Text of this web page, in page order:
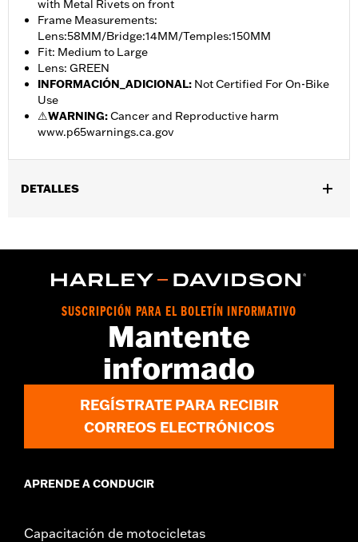
with Metal Rivets on front
Frame Measurements:
Lens:58MM/Bridge:14MM/Temples:150MM
Fit: Medium to Large
Lens: GREEN
INFORMACIÓN_ADICIONAL: Not Certified For On-Bike
Use
⚠WARNING:Cancer and Reproductive harm
www.p65warnings.ca.gov
DETALLES
Color de lentes:Verde
Rectangular
Características funcionales: UV Protection
Descripción de la dimensión:
Lens:58MM/Bridge:14MM/Temples:150MM
SUSCRIPCIÓN PARA EL BOLETÍN INFORMATIVO
Mantente
informado
REGÍSTRATE PARA RECIBIR
CORREOS ELECTRÓNICOS
APRENDE A CONDUCIR
Capacitación de motocicletas